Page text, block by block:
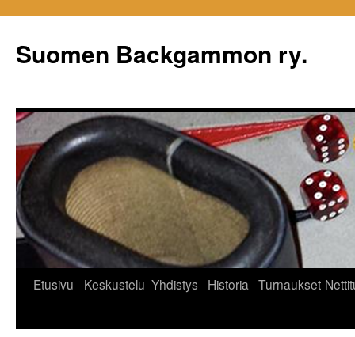
Suomen Backgammon ry.
Etusivu Keskustelu Yhdistys Historia Turnaukset